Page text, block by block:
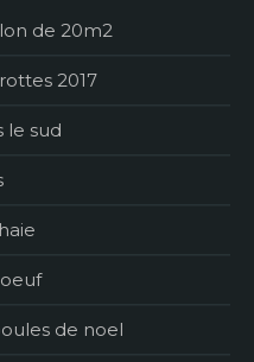
de 20m2
2017
le sud
de noel